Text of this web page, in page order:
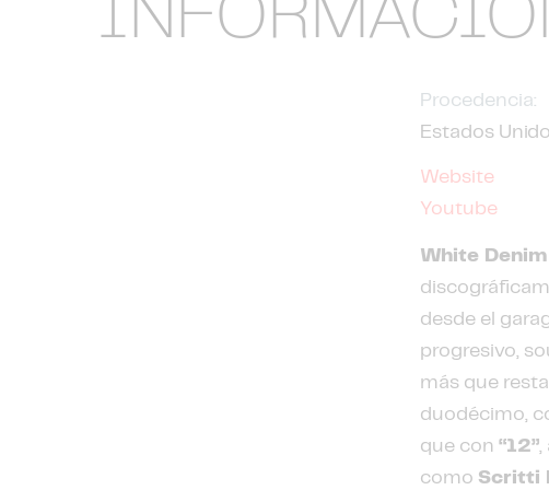
Procedencia:
Estados
Website
Youtube
White Denim
desde el
progresivo,
más que
duodécimo,
que con “12”,
como Scritti